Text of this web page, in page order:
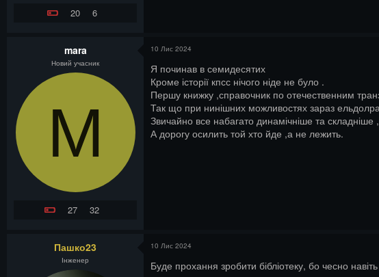
20 6
mara
Новий учасник
M
27 32
10 Лис 2024
Я починав в семидесятих
Кроме історії кпсс нічого ніде не було .
Першу книжку ,справочник по отечественним
Так що при нинішних можливостях зараз
Звичайно все набагато динамічніше та
А дорогу осилить той хто йде ,а не лежить.
Пашко23
Інженер
10 Лис 2024
Буде прохання зробити бібліотеку, бо чесно